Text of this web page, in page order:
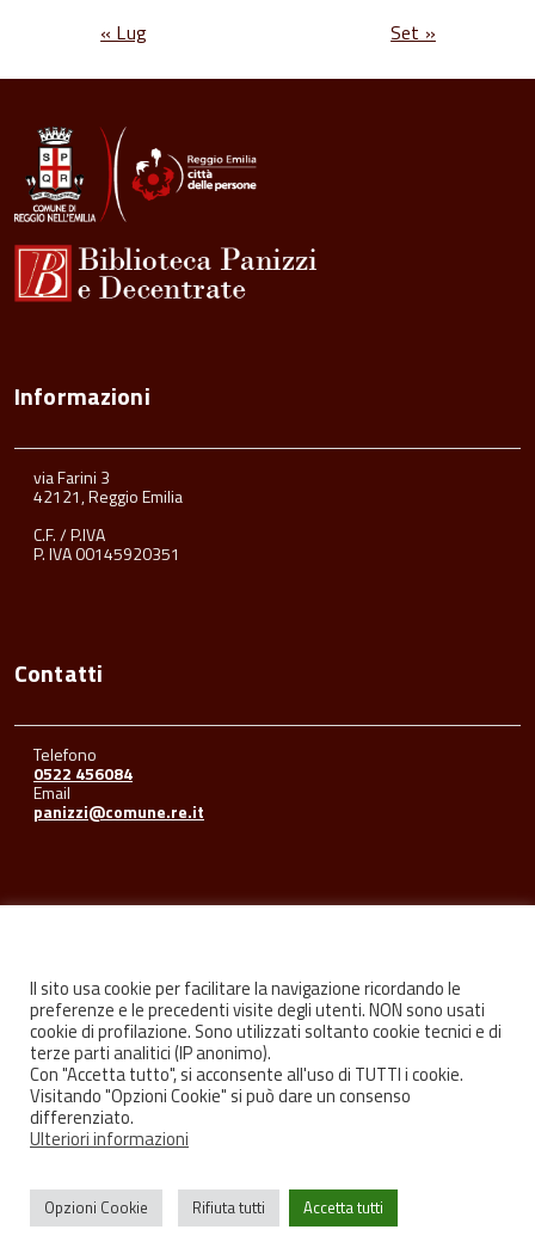
« Lug
Set »
Informazioni
via Farini 3
42121, Reggio Emilia
C.F. / P.IVA
P. IVA 00145920351
Contatti
Telefono
0522 456084
Email
panizzi@comune.re.it
FacebookYoutubeInstagram
Privacy Credits
Il sito usa cookie per facilitare la navigazione ricordando le
preferenze e le precedenti visite degli utenti. NON sono usati
cookie di profilazione. Sono utilizzati soltanto cookie tecnici e di
terze parti analitici (IP anonimo).
Con "Accetta tutto", si acconsente all'uso di TUTTI i cookie.
Visitando "Opzioni Cookie" si può dare un consenso
differenziato.
Ulteriori informazioni
Opzioni Cookie Rifiuta tutti Accetta tutti